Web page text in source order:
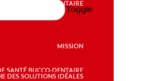
SANTÉ BUCCO-DENTAIRE
SANTÉ BUCCO-DENTAIRE
MISSION
SANTÉ BUCCO-DENTAIRE
DES SOLUTIONS IDÉALES
Toggle